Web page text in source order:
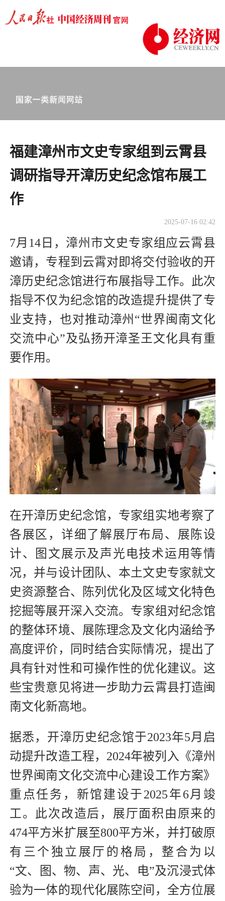
福建漳州市文史专家组到云霄县
调研指导开漳历史纪念馆布展工
作
2025-07-16 02:42
7月14日，漳州市文史专家组应云霄县
邀请，专程到云霄对即将交付验收的开
漳历史纪念馆进行布展指导工作。此次
指导不仅为纪念馆的改造提升提供了专
业支持，也对推动漳州“世界闽南文化
交流中心”及弘扬开漳圣王文化具有重
要作用。
在开漳历史纪念馆，专家组实地考察了
各展区，详细了解展厅布局、展陈设
计、图文展示及声光电技术运用等情
况，并与设计团队、本土文史专家就文
史资源整合、陈列优化及区域文化特色
挖掘等展开深入交流。专家组对纪念馆
的整体环境、展陈理念及文化内涵给予
高度评价，同时结合实际情况，提出了
具有针对性和可操作性的优化建议。这
些宝贵意见将进一步助力云霄县打造闽
南文化新高地。
据悉，开漳历史纪念馆于2023年5月启
动提升改造工程，2024年被列入《漳州
世界闽南文化交流中心建设工作方案》
重点任务，新馆建设于2025年6月竣
工。此次改造后，展厅面积由原来的
474平方米扩展至800平方米，并打破原
有三个独立展厅的格局，整合为以
“文、图、物、声、光、电”及沉浸式体
验为一体的现代化展陈空间，全方位展